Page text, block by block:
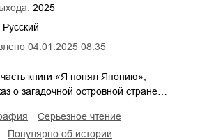
04.01.2025 08:35
2025
Русский
книги «Я понял Японию»,
о загадочной островной стране…
серьезное чтение
популярно об истории